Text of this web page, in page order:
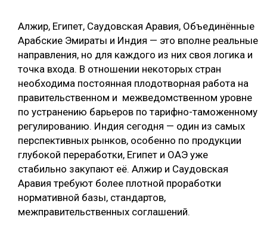
Алжир, Египет, Саудовская Аравия, Объединённые
Арабские Эмираты и Индия — это вполне реальные
направления, но для каждого из них своя логика и
точка входа. В отношении некоторых стран
необходима постоянная плодотворная работа на
правительственном и межведомственном уровне
по устранению барьеров по тарифно-таможенному
регулированию. Индия сегодня — один из самых
перспективных рынков, особенно по продукции
глубокой переработки, Египет и ОАЭ уже
стабильно закупают её. Алжир и Саудовская
Аравия требуют более плотной проработки
нормативной базы, стандартов,
межправительственных соглашений.